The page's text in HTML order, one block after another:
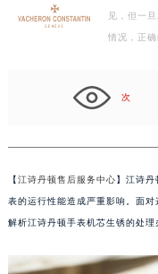
见，但一
情况，正
次
【江诗丹顿售后服务中心】江诗
表的运行性能造成严重影响。面
解析江诗丹顿手表机芯生锈的处理